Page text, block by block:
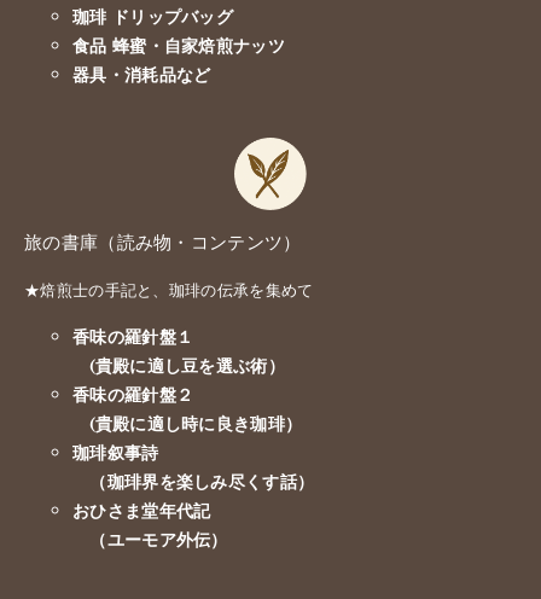
珈琲 ドリップバッグ
食品 蜂蜜・自家焙煎ナッツ
器具・消耗品など
旅の書庫（読み物・コンテンツ）
★焙煎士の手記と、珈琲の伝承を集めて
香味の羅針盤１
(貴殿に適し豆を選ぶ術）
香味の羅針盤２
(貴殿に適し時に良き珈琲）
珈琲叙事詩
（珈琲界を楽しみ尽くす話）
おひさま堂年代記
（ユーモア外伝）